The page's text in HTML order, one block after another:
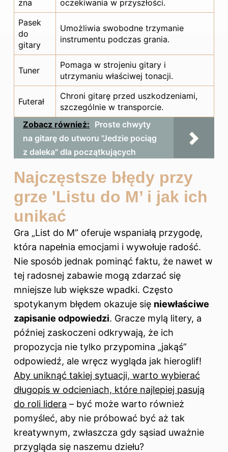
zna
oczekiwania w przyszłości.
Pasek
do
gitary
Umożliwia swobodne trzymanie
instrumentu podczas grania.
Tuner
Pomaga w strojeniu gitary i
utrzymaniu właściwej tonacji.
Futerał
Chroni gitarę przed uszkodzeniami,
szczególnie w transporcie.
Zobacz również: Proste chwyty
na gitarę do utworu "Jedzie pociąg
z daleka" dla początkujących
Najczęstsze błędy przy
grze 'Listu do M’ i jak ich
unikać
Gra „List do M” oferuje wspaniałą przygodę,
która napełnia emocjami i wywołuje radość.
Nie sposób jednak pominąć faktu, że nawet w
tej radosnej zabawie mogą zdarzać się
mniejsze lub większe wpadki. Często
spotykanym błędem okazuje się niewłaściwe
zapisanie odpowiedzi. Gracze mylą litery, a
później zaskoczeni odkrywają, że ich
propozycja nie tylko przypomina „jakąś”
odpowiedź, ale wręcz wygląda jak hieroglif!
Aby uniknąć takiej sytuacji, warto wybierać
długopis w odcieniach, które najlepiej pasują
do roli lidera – być może warto również
pomyśleć, aby nie próbować być aż tak
kreatywnym, zwłaszcza gdy sąsiad uważnie
przygląda się naszemu dziełu?